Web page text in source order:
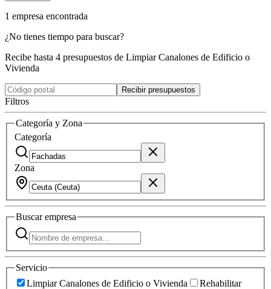
1 empresa encontrada
¿No tienes tiempo para buscar?
Recibe hasta 4 presupuestos de Limpiar Canalones de Edificio o
Vivienda
Recibir presupuestos
Filtros
Categoría y Zona
Categoría
Zona
Buscarempresa
Servicio
Limpiar Canalones de Edificio o Vivienda
Rehabilitar